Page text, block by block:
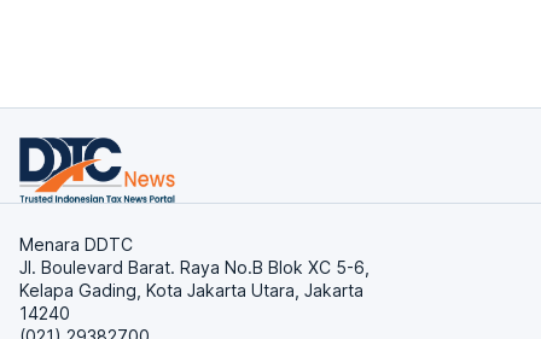
Menara DDTC
Jl. Boulevard Barat. Raya No.B Blok XC 5-6,
Kelapa Gading, Kota Jakarta Utara, Jakarta
14240